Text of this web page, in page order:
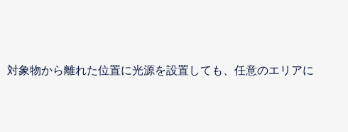
象物から離れた位置に光源を設置しても、任意のエリアに